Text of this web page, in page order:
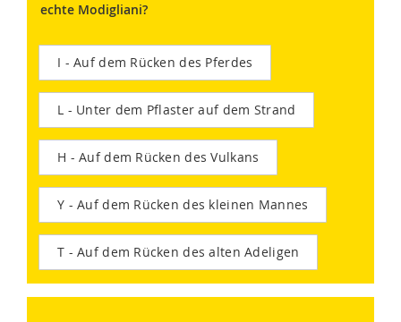
echte Modigliani?
I - Auf dem Rücken des Pferdes
L - Unter dem Pflaster auf dem Strand
H - Auf dem Rücken des Vulkans
Y - Auf dem Rücken des kleinen Mannes
T - Auf dem Rücken des alten Adeligen